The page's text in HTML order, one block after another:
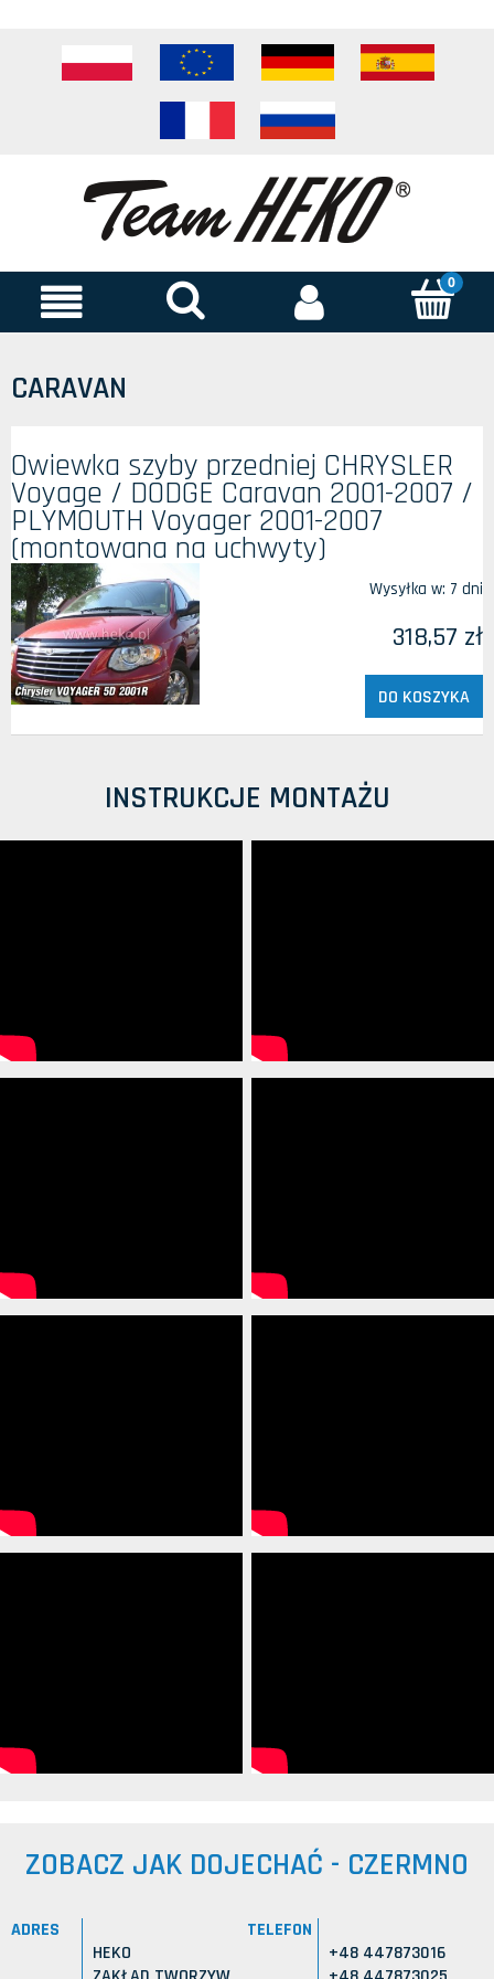
CARAVAN
Owiewka szyby przedniej CHRYSLER
Voyage / DODGE Caravan 2001-2007 /
PLYMOUTH Voyager 2001-2007
(montowana na uchwyty)
Wysyłka w: 7 dni
318,57 zł
DO KOSZYKA
INSTRUKCJE MONTAŻU
ZOBACZ JAK DOJECHAĆ - CZERMNO
ADRES
HEKO
TELEFON
+48 447873016